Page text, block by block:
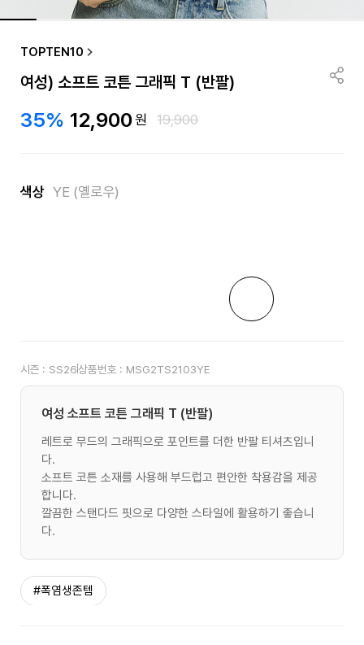
TOPTEN10
여성) 소프트 코튼 그래픽 T (반팔)
35% 12,900원 19,900
색상 YE (옐로우)
시즌 : SS26상품번호 : MSG2TS2103YE
여성 소프트 코튼 그래픽 T (반팔)
레트로 무드의 그래픽으로 포인트를 더한 반팔 티셔츠입니
다.
소프트 코튼 소재를 사용해 부드럽고 편안한 착용감을 제공
합니다.
깔끔한 스탠다드 핏으로 다양한 스타일에 활용하기 좋습니
다.
#폭염생존템